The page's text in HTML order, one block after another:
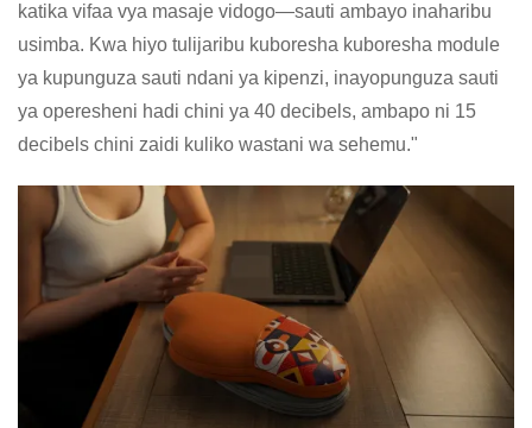
katika vifaa vya masaje vidogo—sauti ambayo inaharibu
usimba. Kwa hiyo tulijaribu kuboresha kuboresha module
ya kupunguza sauti ndani ya kipenzi, inayopunguza sauti
ya operesheni hadi chini ya 40 decibels, ambapo ni 15
decibels chini zaidi kuliko wastani wa sehemu."